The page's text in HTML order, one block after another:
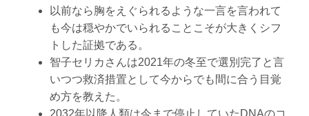
以前なら胸をえぐられるような一言を言われて
も今は穏やかでいられることこそが大きくシフ
トした証拠である。
智子セリカさんは2021年の冬至で選別完了と言
いつつ救済措置として今からでも間に合う目覚
め方を教えた。
2032年以降人類は今まで停止していたDNAのコ